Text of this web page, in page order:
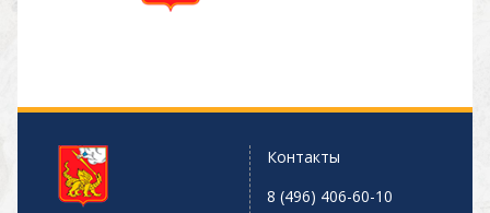
Контакты
8 (496) 406-60-10